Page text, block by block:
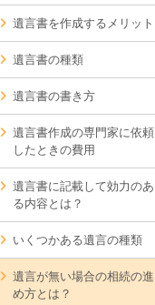
遺言書を作成するメリット
遺言書の種類
遺言書の書き方
遺言書作成の専門家に依頼
したときの費用
遺言書に記載して効力のあ
る内容とは？
いくつかある遺言の種類
遺言が無い場合の相続の進
め方とは？